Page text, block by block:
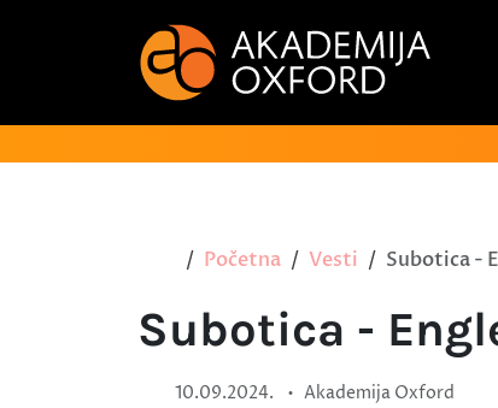
Početna Vesti Subotica -
Subotica -
10.09.2024. • Akademija Oxford